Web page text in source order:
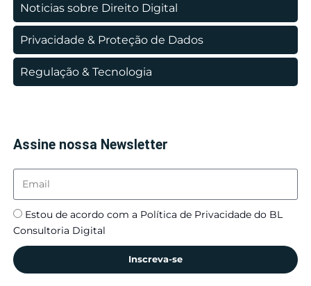
Noticias sobre Direito Digital
Privacidade & Proteção de Dados
Regulação & Tecnologia
Assine nossa Newsletter
Estou de acordo com a Política de Privacidade do BL
Consultoria Digital
Inscreva-se